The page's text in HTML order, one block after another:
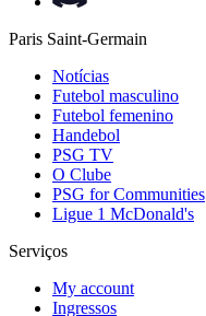
Paris Saint-Germain
Notícias
Futebol masculino
Futebol femenino
Handebol
PSG TV
O Clube
PSG for Communities
Ligue 1 McDonald's
Serviços
My account
Ingressos